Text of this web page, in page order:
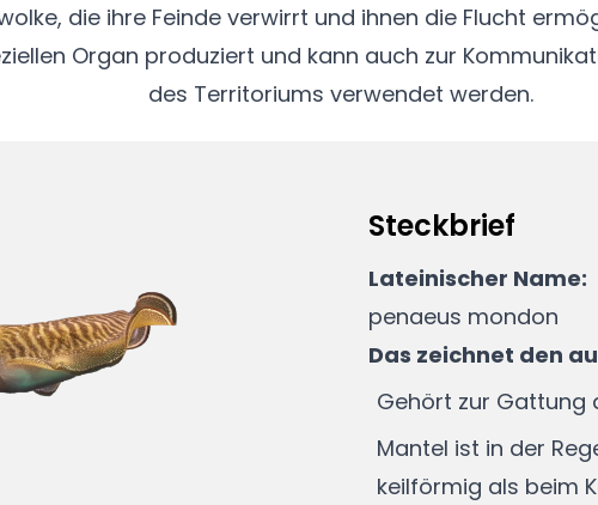
die ihre Feinde verwirrt und ihnen die Flucht
Organ produziert und kann auch zur
des Territoriums verwendet werden.
Steckbrief
Lateinischer Name:
penaeus mondon
Das zeichnet den
Gehört zur Gattung
Mantel ist in der
keilförmig als beim